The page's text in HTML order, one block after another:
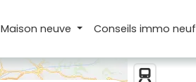
Maison neuve Conseilsimmo neuf